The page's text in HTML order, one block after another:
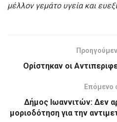
μέλλον γεμάτο υγεία και
Ορίστηκαν οι
Επόμενο
Δήμος Ιωαννιτών: Δεν
μοριοδότηση για την